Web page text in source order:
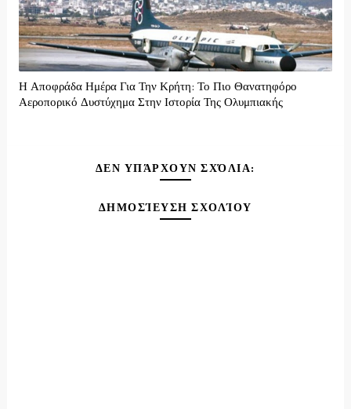
Η Αποφράδα Ημέρα Για Την Κρήτη: Το Πιο Θανατηφόρο
Αεροπορικό Δυστύχημα Στην Ιστορία Της Ολυμπιακής
ΔΕΝ ΥΠΆΡΧΟΥΝ ΣΧΌΛΙΑ:
ΔΗΜΟΣΊΕΥΣΗ ΣΧΟΛΊΟΥ